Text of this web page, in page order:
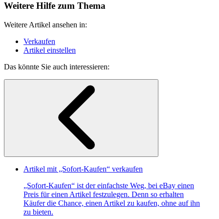
Weitere Hilfe zum Thema
Weitere Artikel ansehen in:
Verkaufen
Artikel einstellen
Das könnte Sie auch interessieren:
Artikel mit „Sofort-Kaufen“ verkaufen
„Sofort-Kaufen“ ist der einfachste Weg, bei eBay einen
Preis für einen Artikel festzulegen. Denn so erhalten
Käufer die Chance, einen Artikel zu kaufen, ohne auf ihn
zu bieten.